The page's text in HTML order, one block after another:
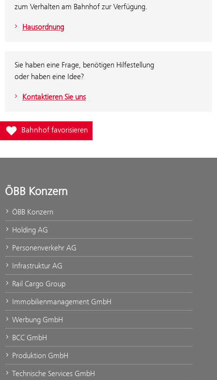
zum Verhalten am Bahnhof zur Verfügung.
Hausordnung
Sie haben eine Frage, benötigen Hilfestellung
oder haben eine Idee?
Kontaktieren Sie uns
Füge Bahnhof Wien Praterstern zur Favoritenliste hinzu
Bahnhof favorisieren
ÖBB Konzern
ÖBB Konzern
Holding AG
Personenverkehr AG
Infrastruktur AG
Rail Cargo Group
Immobilienmanagement GmbH
Werbung GmbH
BCC GmbH
Produktion GmbH
Technische Services GmbH